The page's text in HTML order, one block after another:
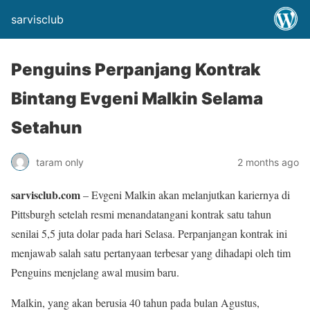
sarvisclub
Penguins Perpanjang Kontrak
Bintang Evgeni Malkin Selama
Setahun
taram only 2 months ago
sarvisclub.com– Evgeni Malkin akan melanjutkan kariernya di
Pittsburgh setelah resmi menandatangani kontrak satu tahun
senilai 5,5 juta dolar pada hari Selasa. Perpanjangan kontrak ini
menjawab salah satu pertanyaan terbesar yang dihadapi oleh tim
Penguins menjelang awal musim baru.
Malkin, yang akan berusia 40 tahun pada bulan Agustus,